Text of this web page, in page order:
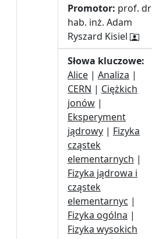
Promotor: prof. dr
hab. inż. Adam
Ryszard Kisiel
Słowa kluczowe:
Alice | Analiza |
CERN | Ciężkich
jonów |
Eksperyment
jądrowy | Fizyka
cząstek
elementarnych |
Fizyka jądrowa i
cząstek
elementarnyc |
Fizyka ogólna |
Fizyka wysokich